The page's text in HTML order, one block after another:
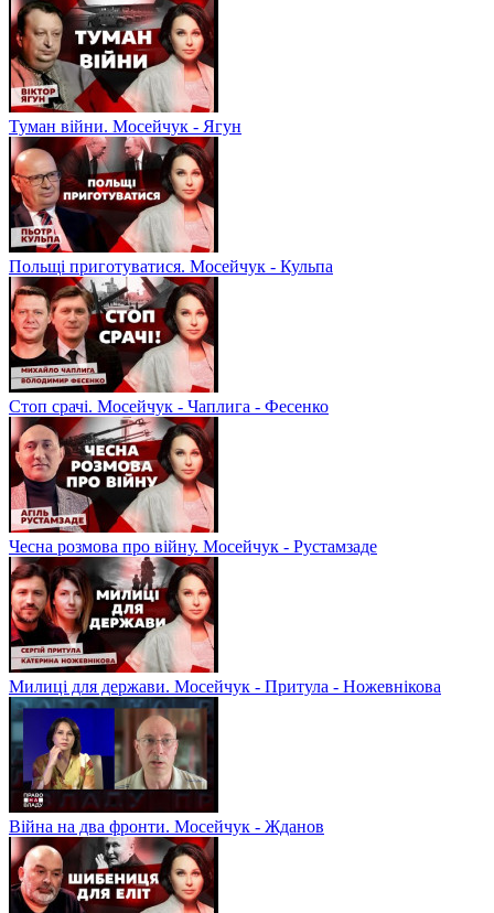
Туман війни. Мосейчук - Ягун
Польщі приготуватися. Мосейчук - Кульпа
Стоп срачі. Мосейчук - Чаплига - Фесенко
Чесна розмова про війну. Мосейчук - Рустамзаде
Милиці для держави. Мосейчук - Притула - Ножевнікова
Війна на два фронти. Мосейчук - Жданов